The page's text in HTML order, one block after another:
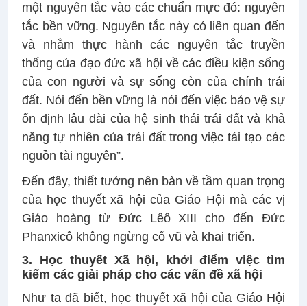
một nguyên tắc vào các chuẩn mực đó: nguyên
tắc bền vững. Nguyên tắc này có liên quan đến
và nhằm thực hành các nguyên tắc truyền
thống của đạo đức xã hội về các điều kiện sống
của con người và sự sống còn của chính trái
đất. Nói đến bền vững là nói đến việc bảo vệ sự
ổn định lâu dài của hệ sinh thái trái đất và khả
năng tự nhiên của trái đất trong việc tái tạo các
nguồn tài nguyên”.
Đến đây, thiết tưởng nên bàn về tầm quan trọng
của học thuyết xã hội của Giáo Hội mà các vị
Giáo hoàng từ Đức Lêô XIII cho đến Đức
Phanxicô không ngừng cổ vũ và khai triển.
3. Học thuyết Xã hội, khởi điểm việc tìm
kiếm các giải pháp cho các vấn đề xã hội
Như ta đã biết, học thuyết xã hội của Giáo Hội